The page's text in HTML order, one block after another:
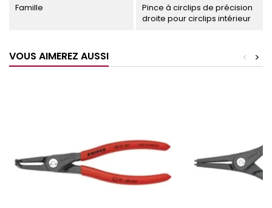
Famille
Pince à circlips de précision
droite pour circlips intérieur
VOUS AIMEREZ AUSSI >
<